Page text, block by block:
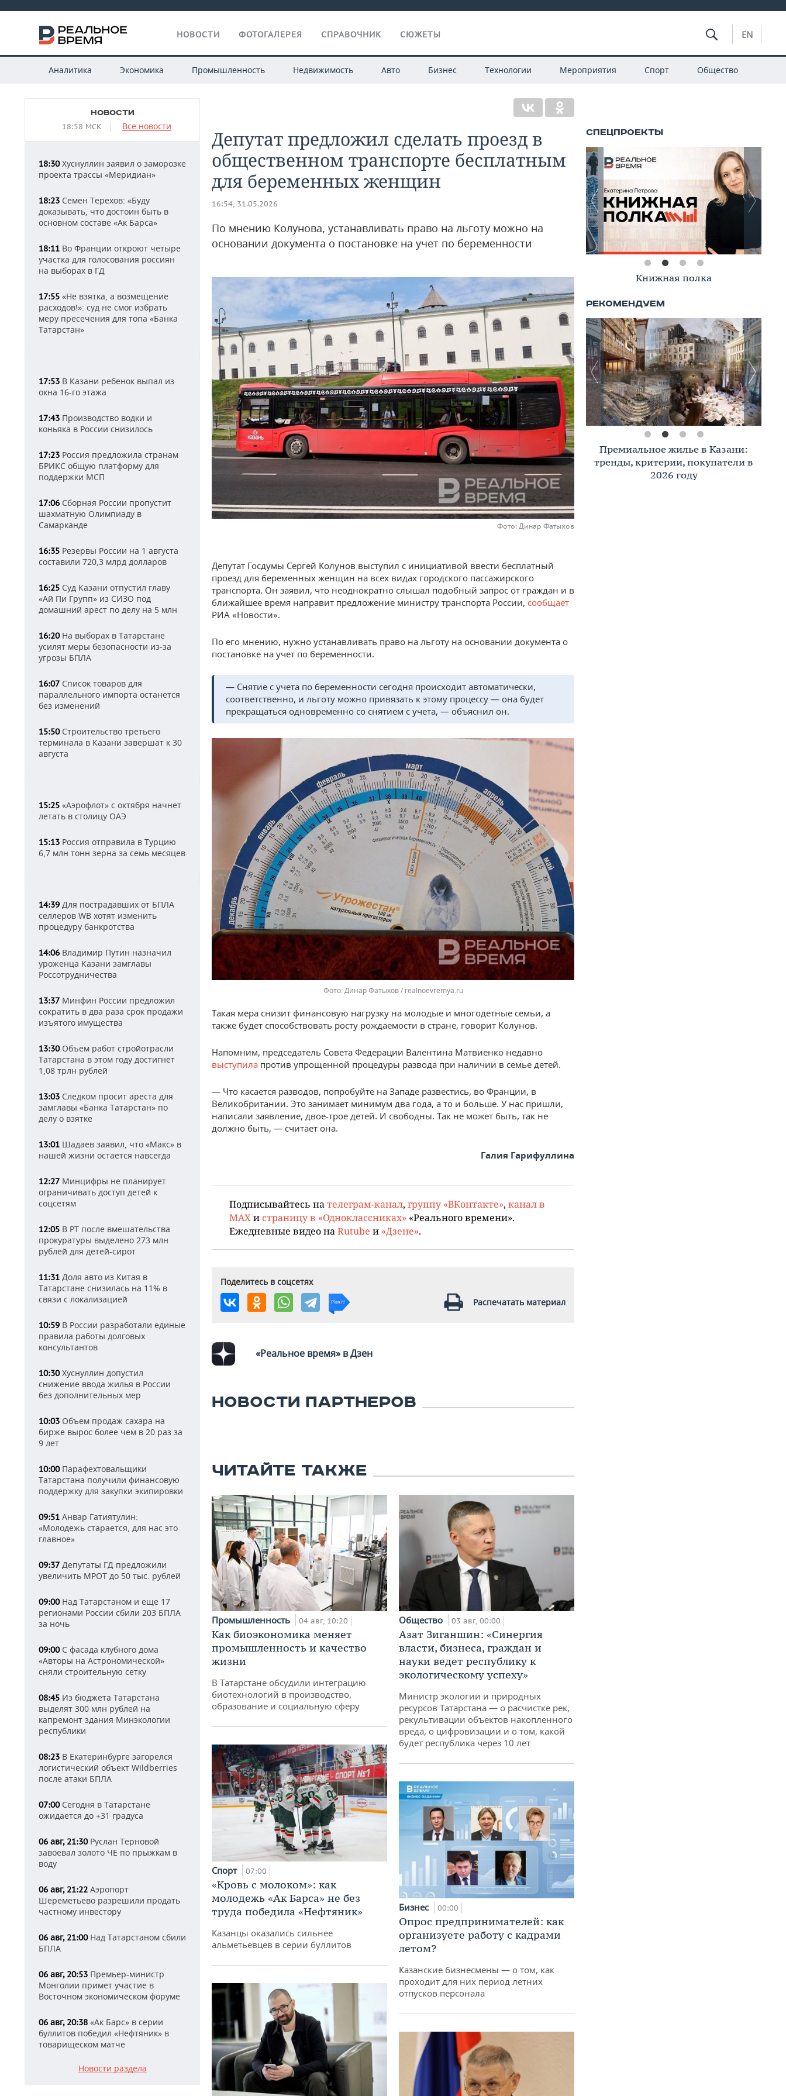
НОВОСТИ ФОТОГАЛЕРЕЯ СПРАВОЧНИК СЮЖЕТЫ EN
Аналитика Экономика Промышленность Недвижимость Авто Бизнес Технологии Мероприятия Спорт Общество
НОВОСТИ
18:58 МСК Все новости
18:30Хуснуллин заявил о заморозке
проекта трассы «Меридиан»
18:23 Семен Терехов: «Буду
доказывать, что достоин быть в
основном составе «Ак Барса»
18:11 Во Франции откроют четыре
участка для голосования россиян
на выборах в ГД
17:55 «Не взятка, а возмещение
расходов!»: суд не смог избрать
меру пресечения для топа «Банка
Татарстан»
17:53 В Казани ребенок выпал из
окна 16-го этажа
17:43 Производство водки и
коньяка в России снизилось
17:23 Россия предложила странам
БРИКС общую платформу для
поддержки МСП
17:06 Сборная России пропустит
шахматную Олимпиаду в
Самарканде
16:35 Резервы России на 1 августа
составили 720,3 млрд долларов
16:25 Суд Казани отпустил главу
«Ай Пи Групп» из СИЗО под
домашний арест по делу на 5 млн
16:20На выборах в Татарстане
усилят меры безопасности из-за
угрозы БПЛА
16:07 Список товаров для
параллельного импорта останется
без изменений
15:50Строительство третьего
терминала в Казани завершат к 30
августа
15:25 «Аэрофлот» с октября начнет
летать в столицу ОАЭ
15:13 Россия отправила в Турцию
6,7 млн тонн зерна за семь месяцев
14:39 Для пострадавших от БПЛА
селлеров WB хотят изменить
процедуру банкротства
14:06 Владимир Путин назначил
уроженца Казани замглавы
Россотрудничества
13:37 Минфин России предложил
сократить в два раза срок продажи
изъятого имущества
13:30Объем работ стройотрасли
Татарстана в этом году достигнет
1,08 трлн рублей
13:03 Следком просит ареста для
замглавы «Банка Татарстан» по
делу о взятке
13:01 Шадаев заявил, что «Макс» в
нашей жизни остается навсегда
12:27 Минцифры не планирует
ограничивать доступ детей к
соцсетям
12:05 В РТ после вмешательства
прокуратуры выделено 273 млн
рублей для детей-сирот
11:31 Доля авто из Китая в
Татарстане снизилась на 11% в
связи с локализацией
10:59 В России разработали единые
правила работы долговых
консультантов
10:30Хуснуллин допустил
снижение ввода жилья в России
без дополнительных мер
10:03 Объем продаж сахара на
бирже вырос более чем в 20 раз за
9 лет
10:00Парафехтовальщики
Татарстана получили финансовую
поддержку для закупки экипировки
09:51 Анвар Гатиятулин:
«Молодежь старается, для нас это
главное»
09:37 Депутаты ГД предложили
увеличить МРОТ до 50 тыс. рублей
09:00Над Татарстаном и еще 17
регионами России сбили 203 БПЛА
за ночь
09:00С фасада клубного дома
«Авторы на Астрономической»
сняли строительную сетку
08:45 Из бюджета Татарстана
выделят 300 млн рублей на
капремонт здания Минэкологии
республики
08:23 В Екатеринбурге загорелся
логистический объект Wildberries
после атаки БПЛА
07:00Сегодня в Татарстане
ожидается до +31 градуса
06 авг, 21:30Руслан Терновой
завоевал золото ЧЕ по прыжкам в
воду
06 авг, 21:22 Аэропорт
Шереметьево разрешили продать
частному инвестору
06 авг, 21:00Над Татарстаном сбили
БПЛА
06 авг, 20:53 Премьер-министр
Монголии примет участие в
Восточном экономическом форуме
06 авг, 20:38 «Ак Барс» в серии
буллитов победил «Нефтяник» в
товарищеском матче
Новости раздела
Депутат предложил сделать проезд в
общественном транспорте бесплатным
для беременных женщин
16:54, 31.05.2026
По мнению Колунова, устанавливать право на льготу можно на
основании документа о постановке на учет по беременности
Фото: Динар Фатыхов
Депутат Госдумы Сергей Колунов выступил с инициативой ввести бесплатный
проезд для беременных женщин на всех видах городского пассажирского
транспорта. Он заявил, что неоднократно слышал подобный запрос от граждан и в
ближайшее время направит предложение министру транспорта России, сообщает
РИА «Новости».
По его мнению, нужно устанавливать право на льготу на основании документа о
постановке на учет по беременности.
— Снятие с учета по беременности сегодня происходит автоматически,
соответственно, и льготу можно привязать к этому процессу — она будет
прекращаться одновременно со снятием с учета, — объяснил он.
Динар Фатыхов / realnoevremya.ru
Такая мера снизит финансовую нагрузку на молодые и многодетные семьи, а
также будет способствовать росту рождаемости в стране, говорит Колунов.
Напомним, председатель Совета Федерации Валентина Матвиенко недавно
выступила против упрощенной процедуры развода при наличии в семье детей.
— Что касается разводов, попробуйте на Западе развестись, во Франции, в
Великобритании. Это занимает минимум два года, а то и больше. У нас пришли,
написали заявление, двое-трое детей. И свободны. Так не может быть, так не
должно быть, — считает она.
Галия Гарифуллина
Подписывайтесь на телеграм-канал, группу «ВКонтакте», канал в
MAX и страницу в «Одноклассниках» «Реального времени».
Ежедневные видео на Rutube и «Дзене».
Поделитесь в соцсетях
Распечатать материал
«Реальное время» в Дзен
НОВОСТИ ПАРТНЕРОВ
ЧИТАЙТЕ ТАКЖЕ
Промышленность 04 авг, 10:20
Как биоэкономика меняет
промышленность и качество
жизни
В Татарстане обсудили интеграцию
биотехнологий в производство,
образование и социальную сферу
Спорт 07:00
«Кровь с молоком»: как
молодежь «Ак Барса» не без
труда победила «Нефтяник»
Казанцы оказались сильнее
альметьевцев в серии буллитов
Общество 03 авг, 00:00
Азат Зиганшин: «Синергия
власти, бизнеса, граждан и
науки ведет республику к
экологическому успеху»
Министр экологии и природных
ресурсов Татарстана — о расчистке рек,
рекультивации объектов накопленного
вреда, о цифровизации и о том, какой
будет республика через 10 лет
Бизнес 00:00
Опрос предпринимателей: как
организуете работу с кадрами
летом?
Казанские бизнесмены — о том, как
проходит для них период летних
отпусков персонала
Книжная полка
Премиальное жилье в Казани:
тренды, критерии, покупатели в
2026 году